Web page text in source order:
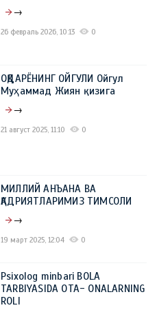
→
26 февраль 2026, 10:13 0
ОҚДАРЁНИНГ ОЙГУЛИ Ойгул
Муҳаммад Жиян қизига
→
21 август 2025, 11:10 0
МИЛЛИЙ АНЪАНА ВА
ҚАДРИЯТЛАРИМИЗ ТИМСОЛИ
→
19 март 2025, 12:04 0
Psixolog minbari BOLA
TARBIYASIDA OTA- ONALARNING
ROLI